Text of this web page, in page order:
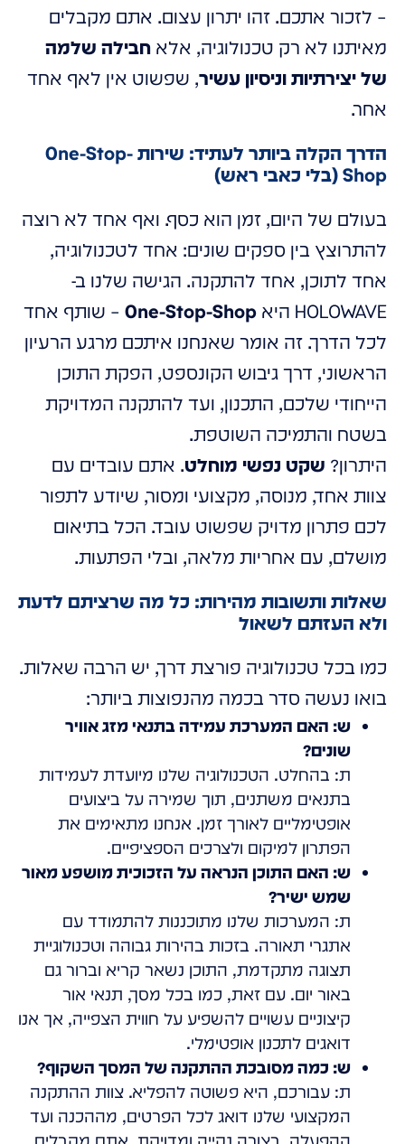
– לזכור אתכם. זהו יתרון עצום. אתם מקבלים
מאיתנו לא רק טכנולוגיה, אלא חבילה שלמה
של יצירתיות וניסיון עשיר, שפשוט אין לאף אחד
אחר.
הדרך הקלה ביותר לעתיד: שירות One-Stop-
Shop (בלי כאבי ראש)
בעולם של היום, זמן הוא כסף. ואף אחד לא רוצה
להתרוצץ בין ספקים שונים: אחד לטכנולוגיה,
אחד לתוכן, אחד להתקנה. הגישה שלנו ב-
HOLOWAVE היא
One-Stop-Shop – שותף אחד
לכל הדרך. זה אומר שאנחנו איתכם מרגע הרעיון
הראשוני, דרך גיבוש הקונספט, הפקת התוכן
הייחודי שלכם, התכנון, ועד להתקנה המדויקת
בשטח והתמיכה השוטפת.
היתרון? שקט נפשי מוחלט. אתם עובדים עם
צוות אחד, מנוסה, מקצועי ומסור, שיודע לתפור
לכם פתרון מדויק שפשוט עובד. הכל בתיאום
מושלם, עם אחריות מלאה, ובלי הפתעות.
שאלות ותשובות מהירות: כל מה שרציתם לדעת
ולא העזתם לשאול
כמו בכל טכנולוגיה פורצת דרך, יש הרבה שאלות.
בואו נעשה סדר בכמה מהנפוצות ביותר:
ש: האם המערכת עמידה בתנאי מזג אוויר
שונים?
ת: בהחלט. הטכנולוגיה שלנו מיועדת לעמידות
בתנאים משתנים, תוך שמירה על ביצועים
אופטימליים לאורך זמן. אנחנו מתאימים את
הפתרון למיקום ולצרכים הספציפיים.
ש: האם התוכן הנראה על הזכוכית מושפע מאור
שמש ישיר?
ת: המערכות שלנו מתוכננות להתמודד עם
אתגרי תאורה. בזכות בהירות גבוהה וטכנולוגיית
תצוגה מתקדמת, התוכן נשאר קריא וברור גם
באור יום. עם זאת, כמו בכל מסך, תנאי אור
קיצוניים עשויים להשפיע על חווית הצפייה, אך אנו
דואגים לתכנון אופטימלי.
ש: כמה מסובכת ההתקנה של המסך השקוף?
ת: עבורכם, היא פשוטה להפליא. צוות ההתקנה
המקצועי שלנו דואג לכל הפרטים, מההכנה ועד